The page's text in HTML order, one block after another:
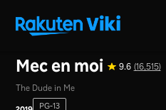
Mec en moi 9.6 (16,515)
The Dude in Me
PG-13